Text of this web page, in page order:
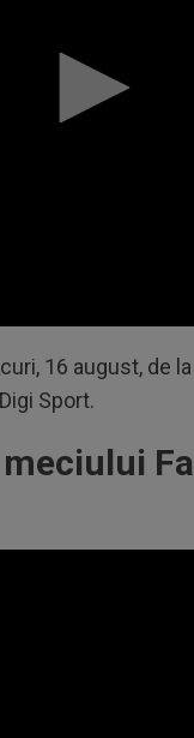
16 august, de
Sport.